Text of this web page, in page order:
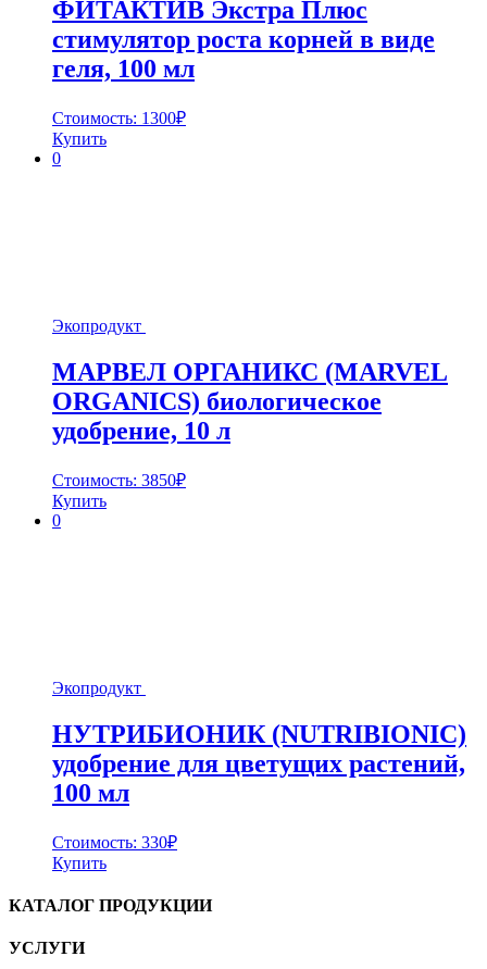
ФИТАКТИВ Экстра Плюс
стимулятор роста корней в виде
геля, 100 мл
Стоимость: 1300₽
Купить
0
Экопродукт
МАРВЕЛ ОРГАНИКС (MARVEL
ORGANICS) биологическое
удобрение, 10 л
Стоимость: 3850₽
Купить
0
Экопродукт
НУТРИБИОНИК (NUTRIBIONIC)
удобрение для цветущих растений,
100 мл
Стоимость: 330₽
Купить
КАТАЛОГ ПРОДУКЦИИ
УСЛУГИ